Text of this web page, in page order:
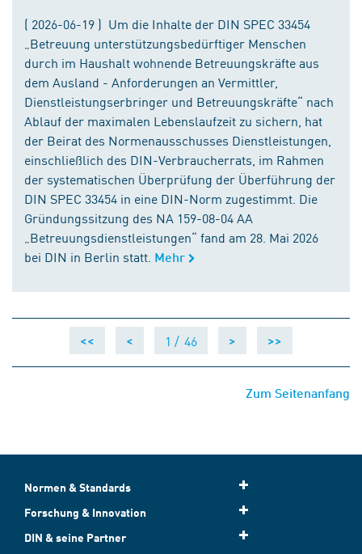
( 2026-06-19 ) Um die Inhalte der DIN SPEC 33454
„Betreuung unterstützungsbedürftiger Menschen
durch im Haushalt wohnende Betreuungskräfte aus
dem Ausland - Anforderungen an Vermittler,
Dienstleistungserbringer und Betreuungskräfte“ nach
Ablauf der maximalen Lebenslaufzeit zu sichern, hat
der Beirat des Normenausschusses Dienstleistungen,
einschließlich des DIN-Verbraucherrats, im Rahmen
der systematischen Überprüfung der Überführung der
DIN SPEC 33454 in eine DIN-Norm zugestimmt. Die
Gründungssitzung des NA 159-08-04 AA
„Betreuungsdienstleistungen“ fand am 28. Mai 2026
bei DIN in Berlin statt. Mehr
<< < 1 / 46 > >>
Zum Seitenanfang
Normen & Standards
Forschung & Innovation
DIN & seine Partner